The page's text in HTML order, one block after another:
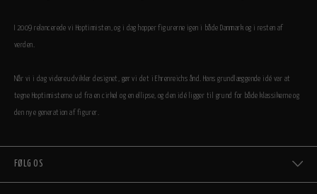
I 2009 relancerede vi Hoptimisten, og i dag hopper figurerne igen i både Danmark og i resten af
verden.
Når vi i dag videreudvikler designet, gør vi det i Ehrenreichs ånd. Hans grundlæggende idé var at
tegne Hoptimisterne ud fra en cirkel og en ellipse, og den idé ligger til grund for både klassikerne og
den nye generation af figurer.
FØLG OS